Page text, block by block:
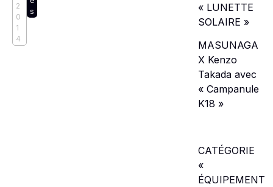
2
0
1
4
s
« LUNETTE
SOLAIRE »
MASUNAGA
X Kenzo
Takada avec
« Campanule
K18 »
CATÉGORIE
«
ÉQUIPEMENT